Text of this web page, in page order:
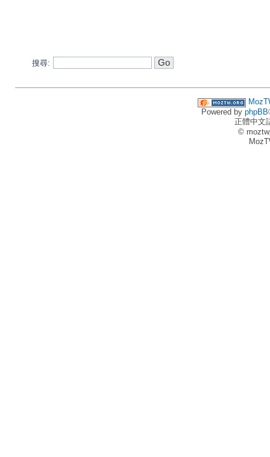
搜尋:
Powered by phpBB
正體中文
©